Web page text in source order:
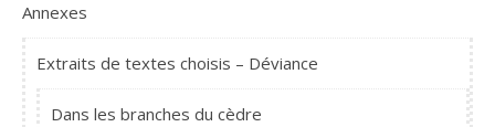
Annexes
Extraits de textes choisis – Déviance
Dans les branches du cèdre